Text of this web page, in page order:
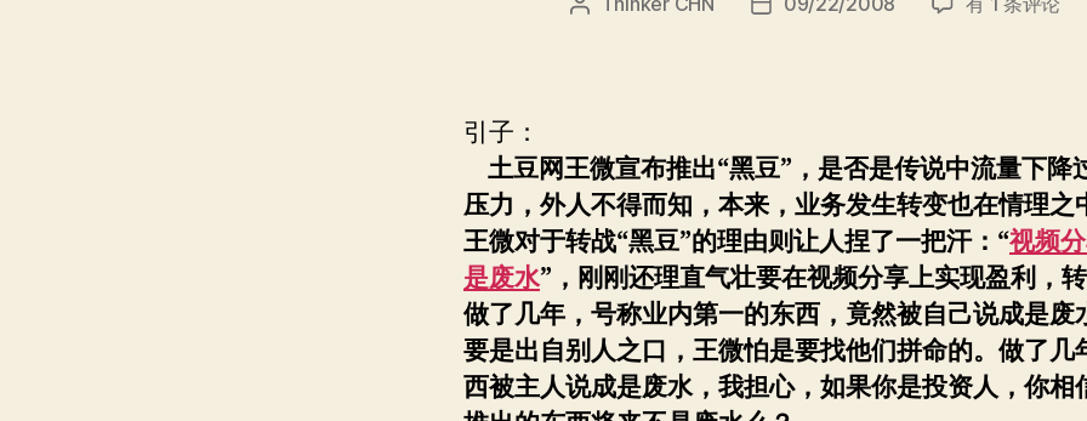
文
发
们”
的
信
仰
危
机
引子：
土豆网王微宣布推出“黑豆” ，是否是传说中流量下降
压力，外人不得而知，本来，业务发生转变也在情理之
王微对于转战“黑豆”的理由则让人捏了一把汗：“视频
是废水” ，刚刚还理直气壮要在视频分享上实现盈利，
做了几年，号称业内第一的东西，竟然被自己说成是废
要是出自别人之口，王微怕是要找他们拼命的。做了几
西被主人说成是废水，我担心，如果你是投资人，你相